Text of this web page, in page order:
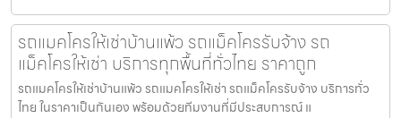
รถแมคโครให้เช่าบ้านแพ้ว รถแม็คโครรับจ้าง รถ
แม็คโครให้เช่า บริการทุกพื้นที่ทั่วไทย ราคาถูก
รถแมคโครให้เช่าบ้านแพ้ว รถแมคโครให้เช่า รถแม็คโครรับจ้าง บริการทั่ว
ไทย ในราคาเป็นกันเอง พร้อมด้วยทีมงานที่มีประสบการณ์ แ